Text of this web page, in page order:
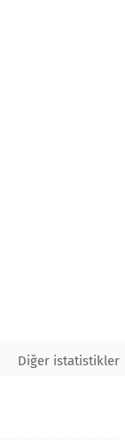
Diğer istatistikler